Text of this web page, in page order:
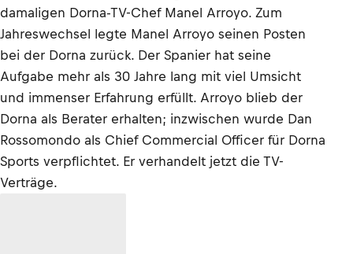
damaligen Dorna-TV-Chef Manel Arroyo. Zum
Jahreswechsel legte Manel Arroyo seinen Posten
bei der Dorna zurück. Der Spanier hat seine
Aufgabe mehr als 30 Jahre lang mit viel Umsicht
und immenser Erfahrung erfüllt. Arroyo blieb der
Dorna als Berater erhalten; inzwischen wurde Dan
Rossomondo als Chief Commercial Officer für Dorna
Sports verpflichtet. Er verhandelt jetzt die TV-
Verträge.